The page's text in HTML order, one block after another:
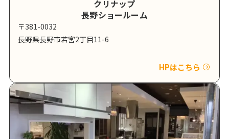
クリナップ
長野ショールーム
〒381-0032
長野県長野市若宮2丁目11-6
HPはこちら